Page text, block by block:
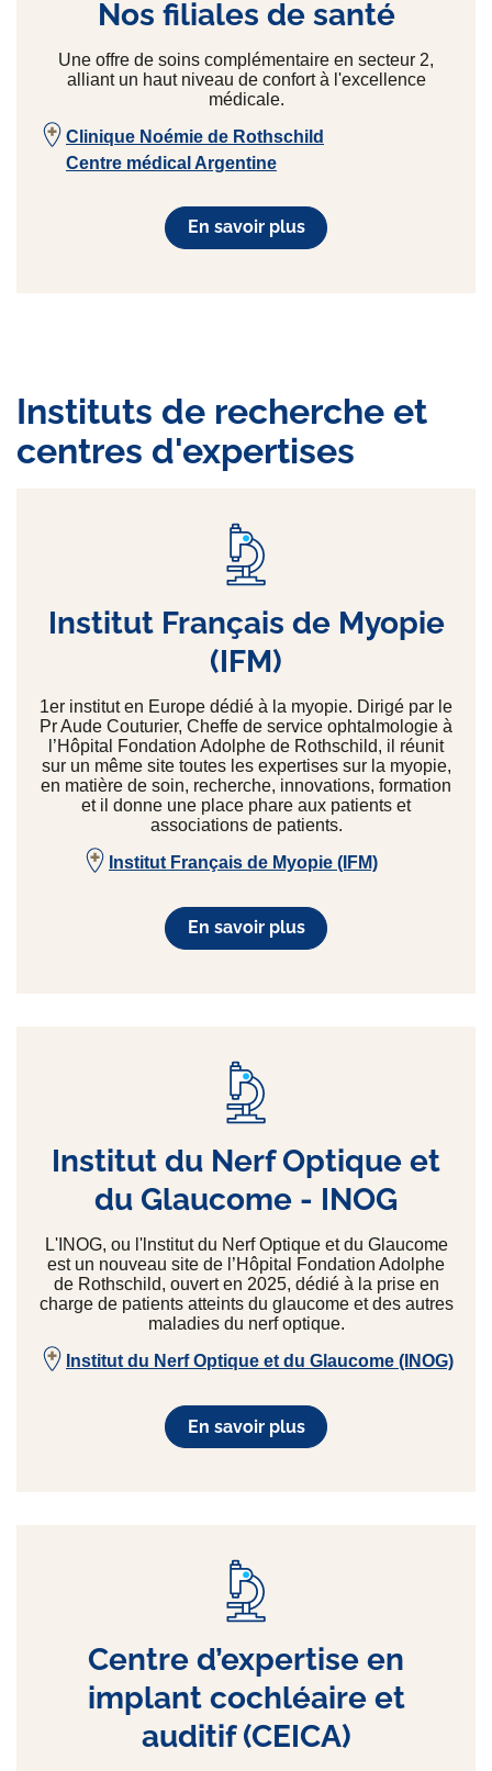
Nos filiales de santé
Une offre de soins complémentaire en secteur 2,
alliant un haut niveau de confort à l'excellence
médicale.
Clinique Noémie de Rothschild
Centre médical Argentine
En savoir plus
Instituts de recherche et
centres d'expertises
Institut Français de Myopie
(IFM)
1er institut en Europe dédié à la myopie. Dirigé par le
Pr Aude Couturier, Cheffe de service ophtalmologie à
l’Hôpital Fondation Adolphe de Rothschild, il réunit
sur un même site toutes les expertises sur la myopie,
en matière de soin, recherche, innovations, formation
et il donne une place phare aux patients et
associations de patients.
Institut Français de Myopie (IFM)
En savoir plus
Institut du Nerf Optique et
du Glaucome - INOG
L'INOG, ou l'lnstitut du Nerf Optique et du Glaucome
est un nouveau site de l’Hôpital Fondation Adolphe
de Rothschild, ouvert en 2025, dédié à la prise en
charge de patients atteints du glaucome et des autres
maladies du nerf optique.
Institut du Nerf Optique et du Glaucome (INOG)
En savoir plus
Centre d’expertise en
implant cochléaire et
auditif (CEICA)